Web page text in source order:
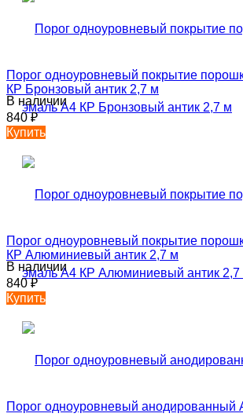
Порог одноуровневый покрытие
КР Бронзовый антик 2,7 м
В наличии
840₽
Купить
Порог одноуровневый покрытие
КР Алюминиевый антик 2,7 м
В наличии
840₽
Купить
Порог одноуровневый анодированный